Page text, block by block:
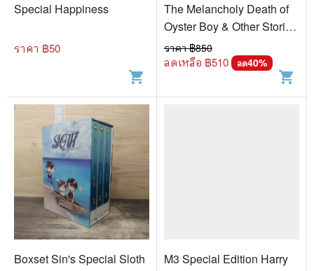
Special Happiness
ราคา ฿50
shopping_cart
The Melancholy Death of
Oyster Boy & Other Stories
- Tim Burton
ราคา ฿850
ลดเหลือ ฿510 ลด40%
shopping_cart
Boxset Sin's Special Sloth
M3 Special Edition Harry